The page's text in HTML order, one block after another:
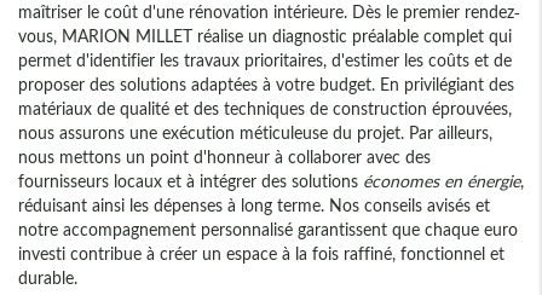
maîtriser le coût d'une rénovation intérieure. Dès le premier rendez-
vous, MARION MILLET réalise un diagnostic préalable complet qui
permet d'identifier les travaux prioritaires, d'estimer les coûts et de
proposer des solutions adaptées à votre budget. En privilégiant des
matériaux de qualité et des techniques de construction éprouvées,
nous assurons une exécution méticuleuse du projet. Par ailleurs,
nous mettons un point d'honneur à collaborer avec des
fournisseurs locaux et à intégrer des solutions économes en énergie,
réduisant ainsi les dépenses à long terme. Nos conseils avisés et
notre accompagnement personnalisé garantissent que chaque euro
investi contribue à créer un espace à la fois raffiné, fonctionnel et
durable.